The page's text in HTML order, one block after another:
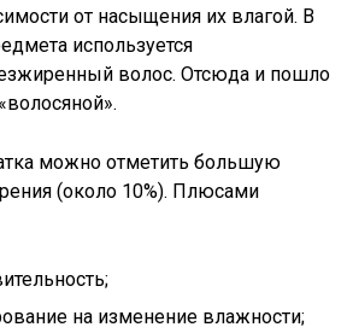
от насыщения их влагой. В
используется
волос. Отсюда и пошло
можно отметить большую
(около 10%). Плюсами
на изменение влажности;